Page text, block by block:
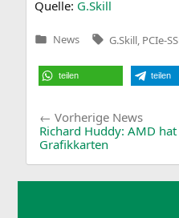
Quel­le: G.Skill
Veröffentlicht
News Tags:
G.Skill PCIe-
teilen teilen
Vorherige News
News:
Richard Huddy: AMD
Grafikkarten